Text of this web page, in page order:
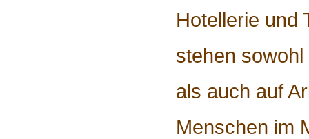
Hotellerie und
stehen
als auch auf
Menschen im